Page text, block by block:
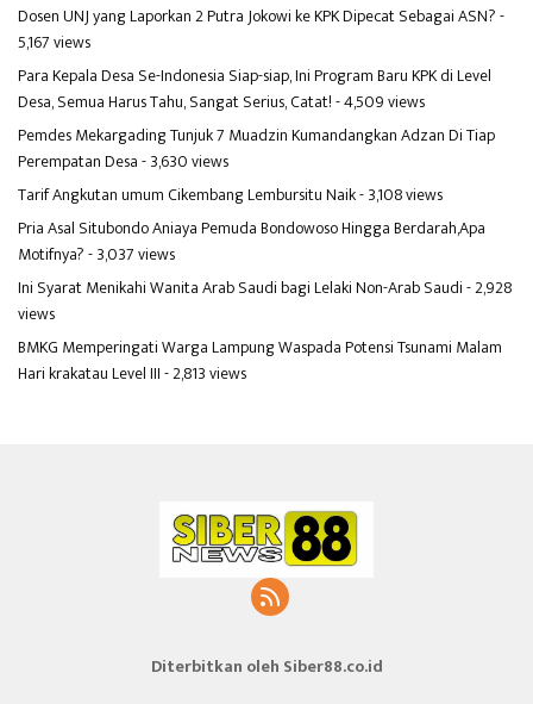
Dosen UNJ yang Laporkan 2 Putra Jokowi ke KPK Dipecat Sebagai ASN?-
5,167 views
Para Kepala Desa Se-Indonesia Siap-siap, Ini Program Baru KPK di Level
Desa, Semua Harus Tahu, Sangat Serius, Catat!- 4,509 views
Pemdes Mekargading Tunjuk 7 Muadzin Kumandangkan Adzan Di Tiap
Perempatan Desa- 3,630 views
Tarif Angkutan umum Cikembang Lembursitu Naik- 3,108 views
Pria Asal Situbondo Aniaya Pemuda Bondowoso Hingga Berdarah,Apa
Motifnya?- 3,037 views
Ini Syarat Menikahi Wanita Arab Saudi bagi Lelaki Non-Arab Saudi- 2,928
views
BMKG Memperingati Warga Lampung Waspada Potensi Tsunami Malam
Hari krakatau Level III- 2,813 views
Diterbitkan oleh Siber88.co.id